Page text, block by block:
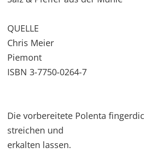
QUELLE
Chris Meier
Piemont
ISBN 3-7750-0264-7
Die vorbereitete Polenta
streichen und
erkalten lassen.